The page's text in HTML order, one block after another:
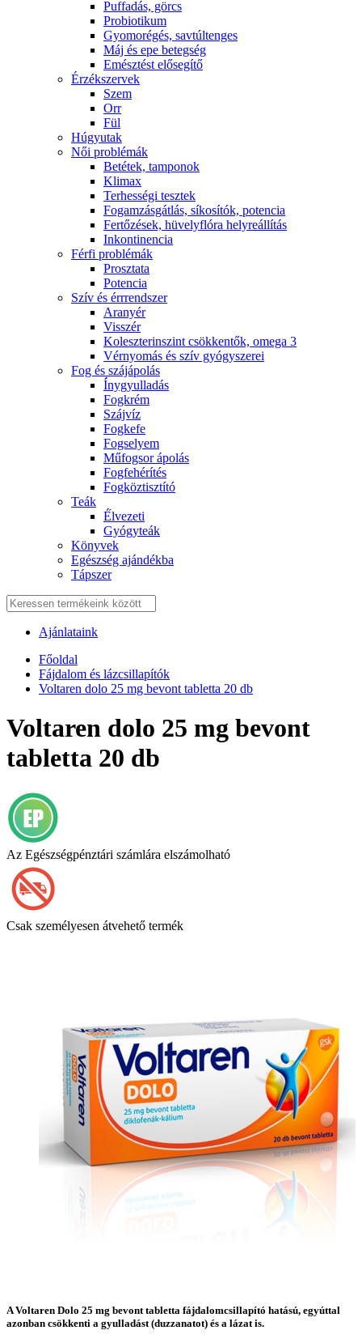
Puffadás, görcs
Probiotikum
Gyomorégés, savtúltenges
Máj és epe betegség
Emésztést elősegítő
Érzékszervek
Szem
Orr
Fül
Húgyutak
Női problémák
Betétek, tamponok
Klimax
Terhességi tesztek
Fogamzásgátlás, síkosítók, potencia
Fertőzések, hüvelyflóra helyreállítás
Inkontinencia
Férfi problémák
Prosztata
Potencia
Szív és érrrendszer
Aranyér
Visszér
Koleszterinszint csökkentők, omega 3
Vérnyomás és szív gyógyszerei
Fog és szájápolás
Í́nygyulladás
Fogkrém
Szájvíz
Fogkefe
Fogselyem
Műfogsor ápolás
Fogfehérítés
Fogköztisztító
Teák
É́lvezeti
Gyógyteák
Könyvek
Egészség ajándékba
Tápszer
Ajánlataink
Főoldal
Fájdalom és lázcsillapítók
Voltaren dolo 25 mg bevont tabletta 20 db
Voltaren dolo 25 mg bevont
tabletta 20 db
Az Egészségpénztári számlára elszámolható
Csak személyesen átvehető termék
A Voltaren Dolo 25 mg bevont tabletta fájdalomcsillapító hatású, egyúttal
azonban csökkenti a gyulladást (duzzanatot) és a lázat is.